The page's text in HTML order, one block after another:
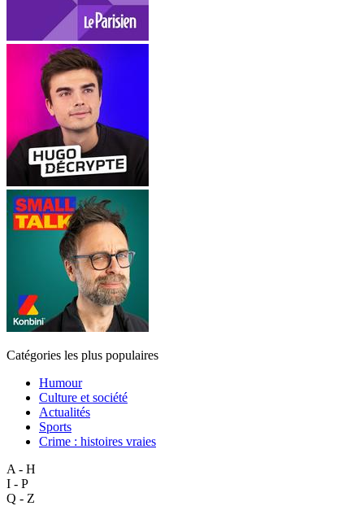
Catégories les plus populaires
Humour
Culture et société
Actualités
Sports
Crime : histoires vraies
A - H
I - P
Q - Z